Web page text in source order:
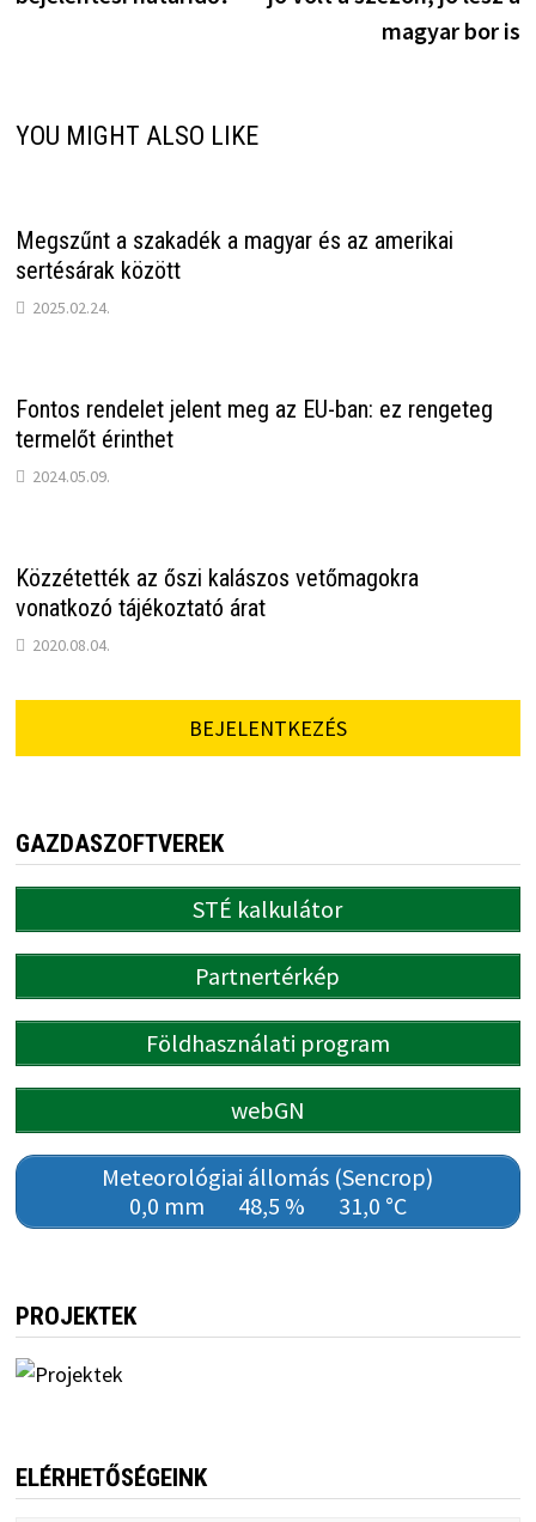
magyar bor is
YOU MIGHT ALSO LIKE
Megszűnt a szakadék a magyar és az amerikai
sertésárak között
2025.02.24.
Fontos rendelet jelent meg az EU-ban: ez rengeteg
termelőt érinthet
2024.05.09.
Közzétették az őszi kalászos vetőmagokra
vonatkozó tájékoztató árat
2020.08.04.
BEJELENTKEZÉS
GAZDASZOFTVEREK
STÉ kalkulátor
Partnertérkép
Földhasználati program
webGN
Meteorológiai állomás (Sencrop)
0,0 mm
48,5 % 31,0 °C
PROJEKTEK
ELÉRHETŐSÉGEINK